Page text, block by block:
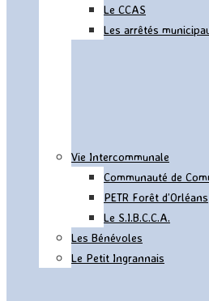
Le CCAS
Les arrêtés
Vie Intercommunale
Communauté de
PETR Forêt d’Orléans
Le S.I.B.C.C.A.
Les Bénévoles
Le Petit Ingrannais